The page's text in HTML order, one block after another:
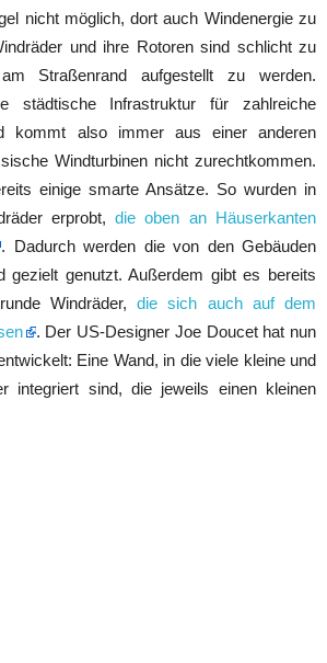
nicht möglich, dort auch Windenergie zu
und ihre Rotoren sind schlicht zu
Straßenrand aufgestellt zu werden.
städtische Infrastruktur für zahlreiche
kommt also immer aus einer anderen
Windturbinen nicht zurechtkommen.
einige smarte Ansätze. So wurden in
erprobt,die oben an Häuserkanten
. Dadurch werden die von den Gebäuden
gezielt genutzt. Außerdem gibt es bereits
Windräder,die sich auch auf dem
. Der US-Designer Joe Doucet hat nun
Eine Wand, in die viele kleine und
integriert sind, die jeweils einen kleinen